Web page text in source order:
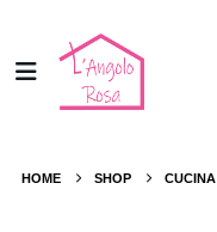
HOME SHOP CUCINA